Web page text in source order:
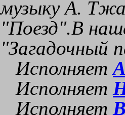
музыку А.
"Поезд".В
"Загадочный
Исполняет
Исполняет
Исполняет